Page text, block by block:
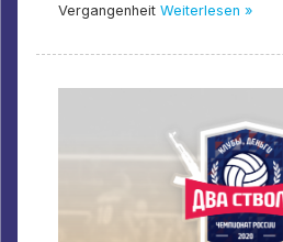
Vergangenheit Weiterlesen »